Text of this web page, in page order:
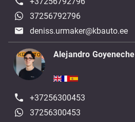
37256792796
deniss.urmaker@kbauto.ee
Alejandro Goyeneche
+37256300453
37256300453